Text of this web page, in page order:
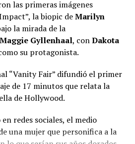
posicionó en el primer lugar del
espectadores durante julio. La
Pixar acumula 3.613.307
su estreno el 18 de junio,
el ranking semanal todo el mes
“Spider-Man: Un nuevo día”. Es
de 2026.
: Se ubicó en el segundo
entradas vendidas durante sus
en cartel tras estrenarse el 2 de
las primeras imágenes
la biopic deMarilyn
la mirada de la
Maggie Gyllenhaal, conDakota
su protagonista.
“Vanity Fair” difundió el primer
de 17 minutos que relata la
de Hollywood.
redes sociales, el medio
una mujer que personifica a la